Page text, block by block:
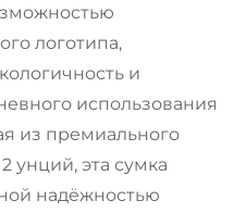
логотипа,
и
использования
из премиального
унций, эта сумка
надёжностью